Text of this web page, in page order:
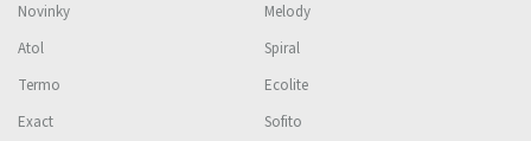
Novinky
Melody
Atol
Spiral
Termo
Ecolite
Exact
Sofito